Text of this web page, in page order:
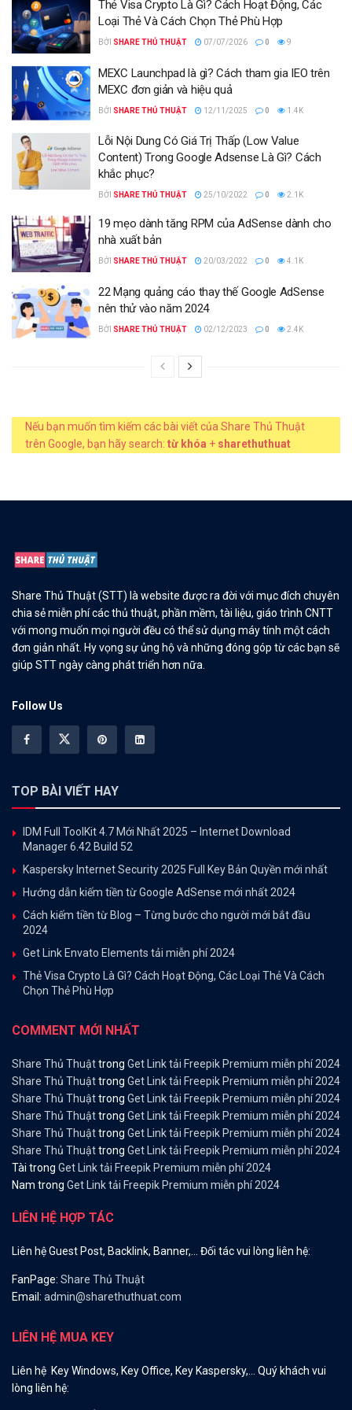
Thẻ Visa Crypto Là Gì? Cách Hoạt Động, Các
Loại Thẻ Và Cách Chọn Thẻ Phù Hợp
BỞI SHARE THỦ THUẬT 07/07/2026 0 9
MEXC Launchpad là gì? Cách tham gia IEO trên
MEXC đơn giản và hiệu quả
BỞI SHARE THỦ THUẬT 12/11/2025 0 1.4K
Lỗi Nội Dung Có Giá Trị Thấp (Low Value
Content) Trong Google Adsense Là Gì? Cách
khắc phục?
BỞI SHARE THỦ THUẬT 25/10/2022 0 2.1K
19 mẹo dành tăng RPM của AdSense dành cho
nhà xuất bản
BỞI SHARE THỦ THUẬT 20/03/2022 0 4.1K
22 Mạng quảng cáo thay thế Google AdSense
nên thử vào năm 2024
BỞI SHARE THỦ THUẬT 02/12/2023 0 2.4K
Nếu bạn muốn tìm kiếm các bài viết của Share Thủ Thuật
trên Google, bạn hãy search: từ khóa + sharethuthuat
Share Thủ Thuật (STT) là website được ra đời với mục đích chuyên
chia sẻ miễn phí các thủ thuật, phần mềm, tài liệu, giáo trình CNTT
với mong muốn mọi người đều có thể sử dụng máy tính một cách
đơn giản nhất. Hy vọng sự ủng hộ và những đóng góp từ các bạn sẽ
giúp STT ngày càng phát triển hơn nữa.
Follow Us
TOP BÀI VIẾT HAY
IDM Full ToolKit 4.7 Mới Nhất 2025 – Internet Download
Manager 6.42 Build 52
Kaspersky Internet Security 2025 Full Key Bản Quyền mới nhất
Hướng dẫn kiếm tiền từ Google AdSense mới nhất 2024
Cách kiếm tiền từ Blog – Từng bước cho người mới bắt đầu
2024
Get Link Envato Elements tải miễn phí 2024
Thẻ Visa Crypto Là Gì? Cách Hoạt Động, Các Loại Thẻ Và Cách
Chọn Thẻ Phù Hợp
COMMENT MỚI NHẤT
Share Thủ Thuậttrong Get Link tải Freepik Premium miễn phí 2024
Share Thủ Thuậttrong Get Link tải Freepik Premium miễn phí 2024
Share Thủ Thuậttrong Get Link tải Freepik Premium miễn phí 2024
Share Thủ Thuậttrong Get Link tải Freepik Premium miễn phí 2024
Share Thủ Thuậttrong Get Link tải Freepik Premium miễn phí 2024
Share Thủ Thuậttrong Get Link tải Freepik Premium miễn phí 2024
Tài trong Get Link tải Freepik Premium miễn phí 2024
Nam trong Get Link tải Freepik Premium miễn phí 2024
LIÊN HỆ HỢP TÁC
Liên hệ Guest Post, Backlink, Banner,… Đối tác vui lòng liên hệ:
FanPage: Share Thủ Thuật
Email: admin@sharethuthuat.com
LIÊN HỆ MUA KEY
Liên hệ Key Windows, Key Office, Key Kaspersky,… Quý khách vui
lòng liên hệ: